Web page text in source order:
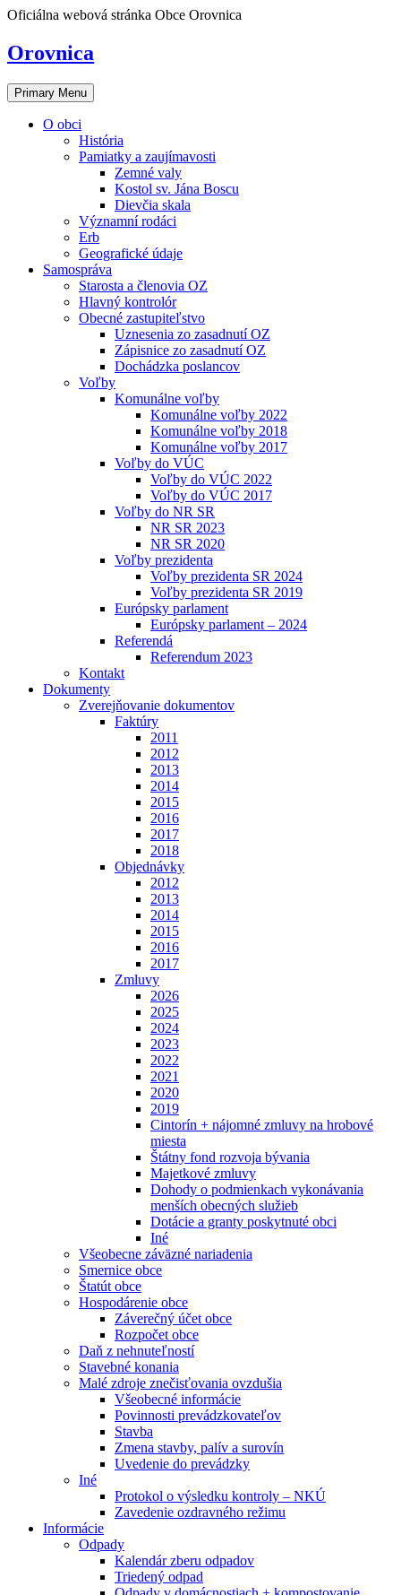
Skip
content
Oficiálna webová stránka Obce Orovnica
Orovnica
Primary Menu
O obci
História
Pamiatky a zaujímavosti
Zemné valy
Kostol sv. Jána Boscu
Dievčia skala
Významní rodáci
Erb
Geografické údaje
Samospráva
Starosta a členovia OZ
Hlavný kontrolór
Obecné zastupiteľstvo
Uznesenia zo zasadnutí OZ
Zápisnice zo zasadnutí OZ
Dochádzka poslancov
Voľby
Komunálne voľby
Komunálne voľby 2022
Komunálne voľby 2018
Komunálne voľby 2017
Voľby do VÚC
Voľby do VÚC 2022
Voľby do VÚC 2017
Voľby do NR SR
NR SR 2023
NR SR 2020
Voľby prezidenta
Voľby prezidenta SR 2024
Voľby prezidenta SR 2019
Európsky parlament
Európsky parlament – 2024
Referendá
Referendum 2023
Kontakt
Dokumenty
Zverejňovanie dokumentov
Faktúry
2011
2012
2013
2014
2015
2016
2017
2018
Objednávky
2012
2013
2014
2015
2016
2017
Zmluvy
2026
2025
2024
2023
2022
2021
2020
2019
Cintorín + nájomné zmluvy na hrobové
miesta
Štátny fond rozvoja bývania
Majetkové zmluvy
Dohody o podmienkach vykonávania
menších obecných služieb
Dotácie a granty poskytnuté obci
Iné
Všeobecne záväzné nariadenia
Smernice obce
Štatút obce
Hospodárenie obce
Záverečný účet obce
Rozpočet obce
Daň z nehnuteľností
Stavebné konania
Malé zdroje znečisťovania ovzdušia
Všeobecné informácie
Povinnosti prevádzkovateľov
Stavba
Zmena stavby, palív a surovín
Uvedenie do prevádzky
Iné
Protokol o výsledku kontroly – NKÚ
Zavedenie ozdravného režimu
Informácie
Odpady
Kalendár zberu odpadov
Triedený odpad